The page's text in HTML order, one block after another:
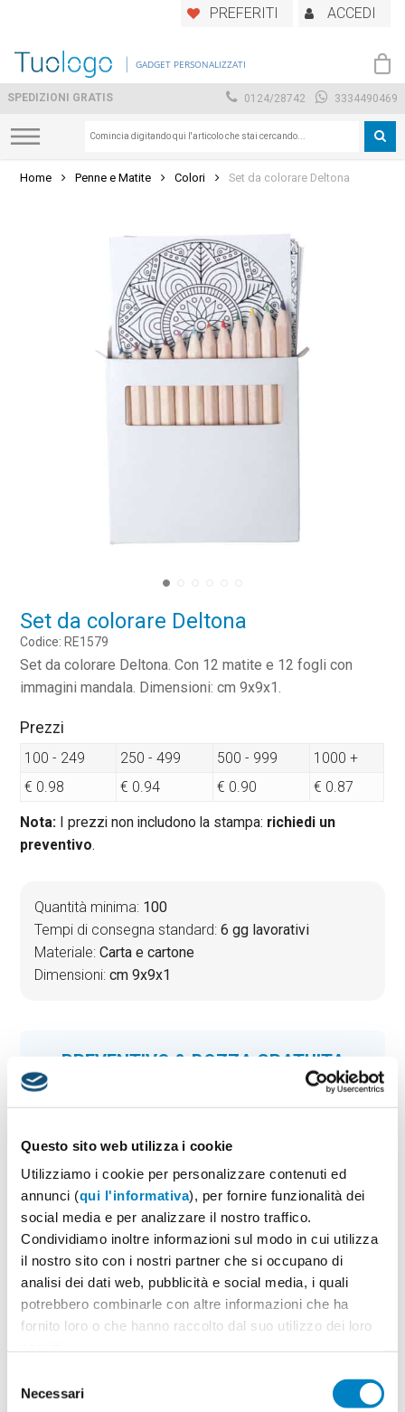
Questo sito web utilizza i cookie
Utilizziamo i cookie per personalizzare contenuti ed
annunci (qui l'informativa), per fornire funzionalità dei
social media e per analizzare il nostro traffico.
Condividiamo inoltre informazioni sul modo in cui utilizza
il nostro sito con i nostri partner che si occupano di
analisi dei dati web, pubblicità e social media, i quali
potrebbero combinarle con altre informazioni che ha
fornito loro o che hanno raccolto dal suo utilizzo dei loro
delNecessari
main
PREFERITI ACCEDI
GADGET PERSONALIZZATI
SPEDIZIONI GRATIS 0124/28742 3334490469
Home Penne e Matite Colori Set da colorare Deltona
Set da colorare Deltona
Codice: RE1579
Set da colorare Deltona. Con 12 matite e 12 fogli con
immagini mandala. Dimensioni: cm 9x9x1.
Prezzi
100 - 249 250 - 499 500 - 999
1000 +
€ 0.98
€ 0.94 € 0.90 € 0.87
Nota: I prezzi non includono la stampa: richiedi un
preventivo.
Quantità minima: 100
Tempi di consegna standard:6 gg lavorativi
Materiale:Carta e cartone
Dimensioni:cm 9x9x1
PREVENTIVO & BOZZA GRATUITA
Potrai indicare successivamente la suddivisione per
1 Seleziona il colore:
Quantità
Minimo: 100
Vuoi caricare il tuo logo o grafica adesso? Potrai
comunque farlo successivamente.